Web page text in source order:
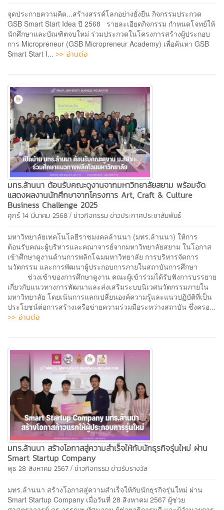
จุดประกายความคิด...สร้างสรรค์โลกอย่างยั่งยืน กิจกรรมประกวด
GSB Smart Start Idea ปี 2568 รายละเอียดกิจกรรม กำหนดโจทย์ให้
นักศึกษาและบัณฑิตจบใหม่ ร่วมประกวดในโครงการสร้างผู้ประกอบ
การ Micropreneur (GSB Micropreneur Academy) เพื่อค้นหา GSB
Smart Start I... >> อ่านต่อ
มทร.ล้านนา ต้อนรับคณะดูงานจากมหาวิทยาลัยสยาม พร้อมจัด
แสดงผลงานนักศึกษาจากโครงการ Art, Craft & Culture
Business Challenge 2025
ศุกร์ 14 มีนาคม 2568 / ข่าวกิจกรรมข่าวประกาศประชาสัมพันธ์
มหาวิทยาลัยเทคโนโลยีราชมงคลล้านนา (มทร.ล้านนา) ให้การ
ต้อนรับคณะผู้บริหารและคณาจารย์จากมหาวิทยาลัยสยาม ในโอกาส
เข้าศึกษาดูงานด้านการพลิกโฉมมหาวิทยาลัย การบริหารจัดการ
นวัตกรรม และการพัฒนาผู้ประกอบการภายในสถาบันการศึกษา
ช่วงเช้าของการศึกษาดูงาน คณะผู้เข้าร่วมได้รับฟังการบรรยาย
เกี่ยวกับแนวทางการพัฒนาและส่งเสริมระบบนิเวศนวัตกรรมภายใน
มหาวิทยาลัย โดยเน้นการแลกเปลี่ยนองค์ความรู้และแนวปฏิบัติที่เป็น
ประโยชน์ต่อการสร้างเครือข่ายความร่วมมือระหว่างสถาบัน ซึ่งครอ...
>> อ่านต่อ
มทร.ล้านนา สร้างโอกาสสู่ความสำเร็จให้กับนักธุรกิจรุ่นใหม่ ผ่าน
Smart Startup Company
พุธ 28 สิงหาคม 2567 / ข่าวกิจกรรมข่าวรับรางวัล
มทร.ล้านนา สร้างโอกาสสู่ความสำเร็จให้กับนักธุรกิจรุ่นใหม่ ผ่าน
Smart Startup Company เมื่อวันที่ 28 สิงหาคม 2567 ผู้ช่วย